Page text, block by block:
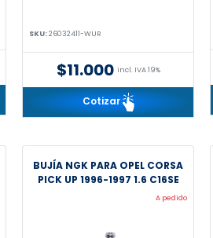
SKU:26032411-WUR
$11.000 incl. IVA 19%
Cotizar
BUJÍA NGK PARA OPEL CORSA
PICK UP 1996-1997 1.6 C16SE
A pedido